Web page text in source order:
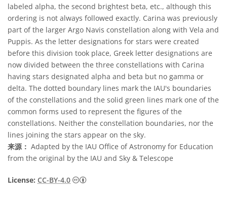
labeled alpha, the second brightest beta, etc., although this
ordering is not always followed exactly. Carina was previously
part of the larger Argo Navis constellation along with Vela and
Puppis. As the letter designations for stars were created
before this division took place, Greek letter designations are
now divided between the three constellations with Carina
having stars designated alpha and beta but no gamma or
delta. The dotted boundary lines mark the IAU's boundaries
of the constellations and the solid green lines mark one of the
common forms used to represent the figures of the
constellations. Neither the constellation boundaries, nor the
lines joining the stars appear on the sky.
来源： Adapted by the IAU Office of Astronomy for Education
from the original by the IAU and Sky & Telescope
License: CC-BY-4.0 知识共享许可协议 署名 4.0 国际 (CC BY